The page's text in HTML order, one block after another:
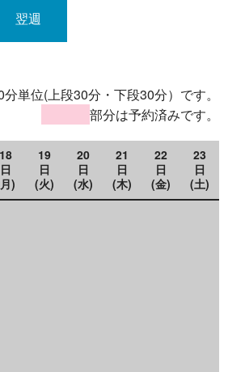
翌週
単位(上段30分・下段30分）です。
部分は予約済みです。
18
日
)
19
日
(火)
20
日
(水)
21
日
(木)
22
日
(金)
23
日
(土)